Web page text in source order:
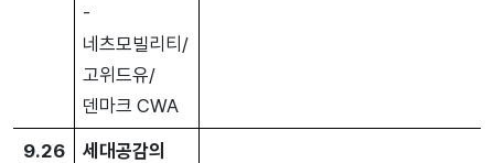
-
네츠모빌리티/
고위드유/
덴마크 CWA
9.26
세대공감의